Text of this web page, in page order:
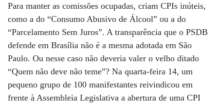
Para manter as comissões ocupadas, criam CPIs inúteis,
como a do “Consumo Abusivo de Álcool” ou a do
“Parcelamento Sem Juros”. A transparência que o PSDB
defende em Brasília não é a mesma adotada em São
Paulo. Ou nesse caso não deveria valer o velho ditado
“Quem não deve não teme”? Na quarta-feira 14, um
pequeno grupo de 100 manifestantes reivindicou em
frente à Assembleia Legislativa a abertura de uma CPI